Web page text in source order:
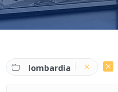
lombardia